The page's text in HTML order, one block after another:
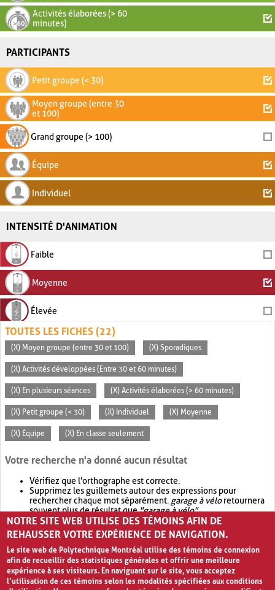
Activités élaborées (> 60
minutes)
PARTICIPANTS
Petit groupe (< 30)
Moyen groupe (entre 30
et 100)
Grand groupe (> 100)
Équipe
Individuel
INTENSITÉ D'ANIMATION
Faible
Moyenne
Élevée
TOUTES LES FICHES (22)
(X) Moyen groupe (entre 30 et 100) (X) Sporadiques
(X) Activités développées (Entre 30 et 60 minutes)
(X) En plusieurs séances (X) Activités élaborées (> 60 minutes)
(X) Petit groupe (< 30) (X) Individuel (X) Moyenne
(X) Équipe (X) En classe seulement
Votre recherche n'a donné aucun résultat
Vérifiez que l'orthographe est correcte.
Supprimez les guillemets autour des expressions pour
rechercher chaque mot séparément. garage à véloretournera
souvent plus de résultat que"garage à vélo".
Envisagez d'élargir votre recherche avec OR.garage OR vélo
retournera souvent plus de résultat quegarage à vélo
NOTRE SITE WEB UTILISE DES TÉMOINS AFIN DE
REHAUSSER VOTRE EXPÉRIENCE DE NAVIGATION.
Le site web de Polytechnique Montréal utilise des témoins de connexion
afin de recueillir des statistiques générales et offrir une meilleure
expérience à ses visiteurs. En naviguant sur le site, vous acceptez
l’utilisation de ces témoins selon les modalités spécifiées aux conditions